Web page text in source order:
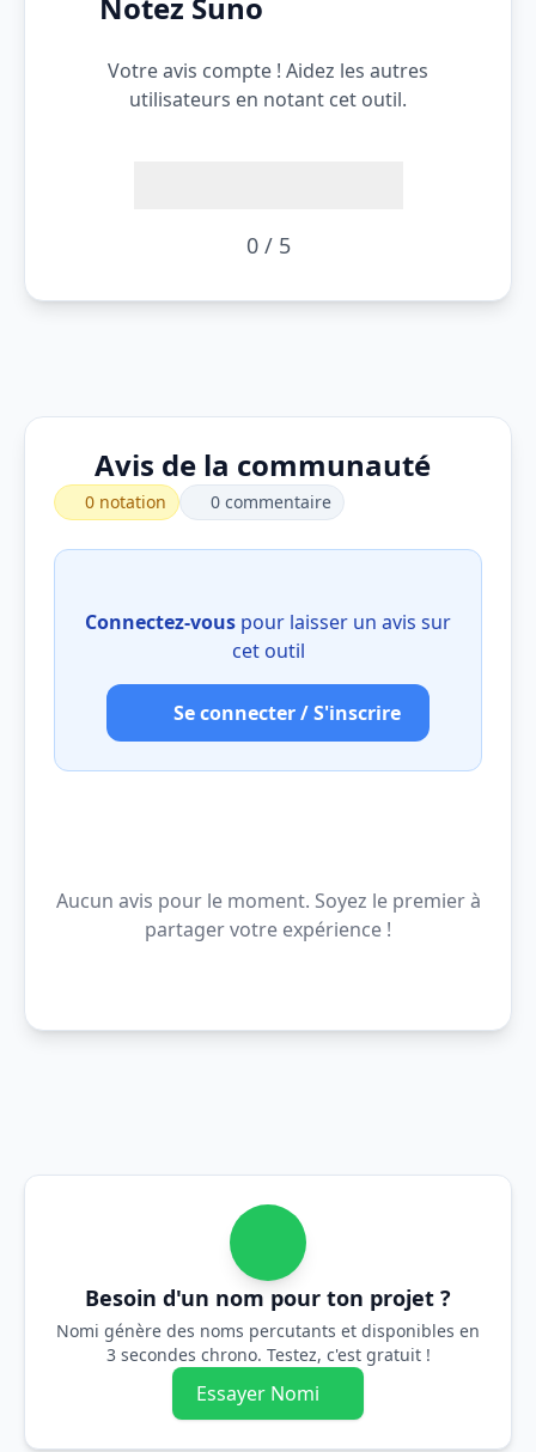
Notez Suno
Votre avis compte ! Aidez les autres
utilisateurs en notant cet outil.
0 / 5
Avis de la communauté
0 notation 0 commentaire
Connectez-vous pour laisser un avis sur
cet outil
Se connecter / S'inscrire
Aucun avis pour le moment. Soyez le premier à
partager votre expérience !
Besoin d'un nom pour ton projet ?
Nomi génère des noms percutants et disponibles en
3 secondes chrono. Testez, c'est gratuit !
Essayer Nomi